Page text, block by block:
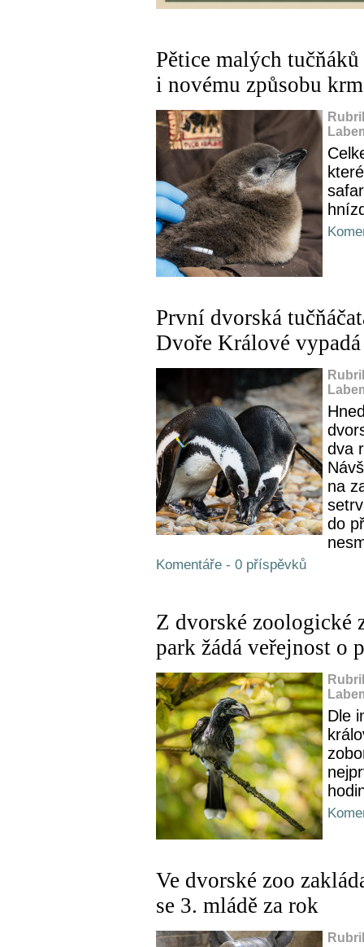
Pětice malých
i novému způsobu
První dvorská
Dvoře Králové vypadá
dva
na
do
Komentáře - 0 příspěvků
Z dvorské zoologické
park žádá veřejnost o
Dle
Ve dvorské zoo
se 3. mládě za rok